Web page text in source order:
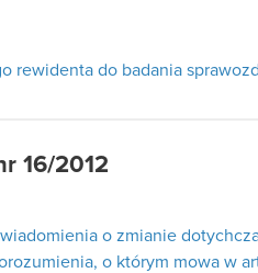
rewidenta do badania
16/2012
o zmianie
o którym mowa w